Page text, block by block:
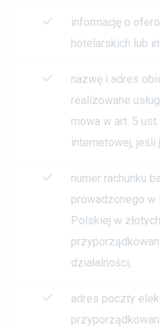
informację o
hotelarskich lub
nazwę i adres
realizowane
mowa w art. 5
internetowej, jeśli
numer rachunku
prowadzonego
Polskiej w
działalności;
adres poczty